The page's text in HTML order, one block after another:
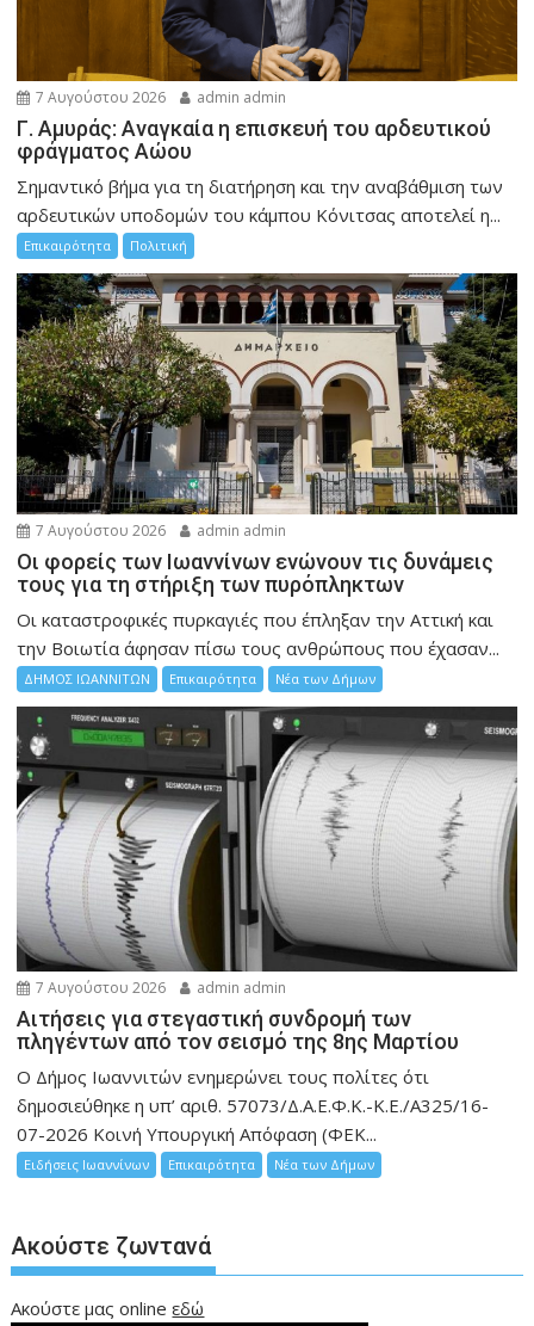
7 Αυγούστου 2026 admin admin
Γ. Αμυράς: Αναγκαία η επισκευή του αρδευτικού
φράγματος Αώου
Σημαντικό βήμα για τη διατήρηση και την αναβάθμιση των
αρδευτικών υποδομών του κάμπου Κόνιτσας αποτελεί η...
Επικαιρότητα Πολιτική
7 Αυγούστου 2026 admin admin
Οι φορείς των Ιωαννίνων ενώνουν τις δυνάμεις
τους για τη στήριξη των πυρόπληκτων
Οι καταστροφικές πυρκαγιές που έπληξαν την Αττική και
την Bοιωτία άφησαν πίσω τους ανθρώπους που έχασαν...
ΔΗΜΟΣ ΙΩΑΝΝΙΤΩΝ Επικαιρότητα Νέα των Δήμων
7 Αυγούστου 2026 admin admin
Αιτήσεις για στεγαστική συνδρομή των
πληγέντων από τον σεισμό της 8ης Μαρτίου
Ο Δήμος Ιωαννιτών ενημερώνει τους πολίτες ότι
δημοσιεύθηκε η υπ’ αριθ. 57073/Δ.Α.Ε.Φ.Κ.-Κ.Ε./Α325/16-
07-2026 Κοινή Υπουργική Απόφαση (ΦΕΚ...
Ειδήσεις Ιωαννίνων Επικαιρότητα Νέα των Δήμων
Ακούστε ζωντανά
Ακούστε μας onlineεδώ